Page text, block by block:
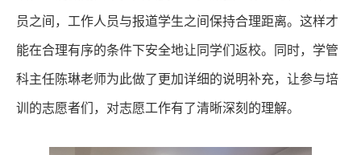
员之间，工作人员与报道学生之间保持合理距离。这样才
能在合理有序的条件下安全地让同学们返校。 同时， 学管
科主任陈琳老师为此做了 更加详细的说明补充，让参与培
训的志愿者们，对志愿工作有了清晰深刻的理解。